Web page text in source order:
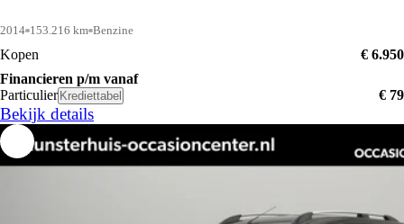
2014 153.216 km Benzine
Kopen
€ 6.950
Financieren p/m vanaf
Particulier Krediettabel € 79
Bekijk details